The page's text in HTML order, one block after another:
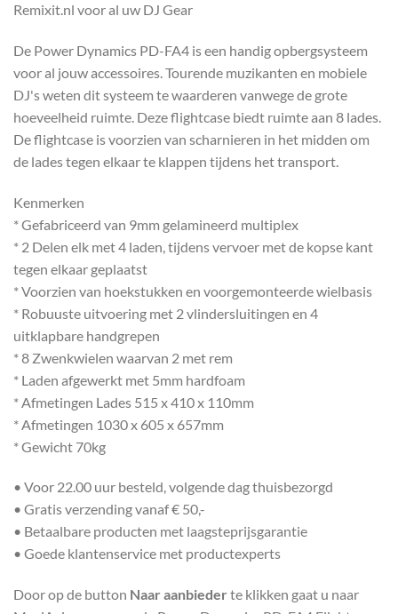
Remixit.nl voor al uw DJ Gear
De Power Dynamics PD-FA4 is een handig opbergsysteem
voor al jouw accessoires. Tourende muzikanten en mobiele
DJ's weten dit systeem te waarderen vanwege de grote
hoeveelheid ruimte. Deze flightcase biedt ruimte aan 8 lades.
De flightcase is voorzien van scharnieren in het midden om
de lades tegen elkaar te klappen tijdens het transport.
Kenmerken
* Gefabriceerd van 9mm gelamineerd multiplex
* 2 Delen elk met 4 laden, tijdens vervoer met de kopse kant
tegen elkaar geplaatst
* Voorzien van hoekstukken en voorgemonteerde wielbasis
* Robuuste uitvoering met 2 vlindersluitingen en 4
uitklapbare handgrepen
* 8 Zwenkwielen waarvan 2 met rem
* Laden afgewerkt met 5mm hardfoam
* Afmetingen Lades 515 x 410 x 110mm
* Afmetingen 1030 x 605 x 657mm
* Gewicht 70kg
• Voor 22.00 uur besteld, volgende dag thuisbezorgd
• Gratis verzending vanaf € 50,-
• Betaalbare producten met laagsteprijsgarantie
• Goede klantenservice met productexperts
Door op de button Naar aanbieder te klikken gaat u naar